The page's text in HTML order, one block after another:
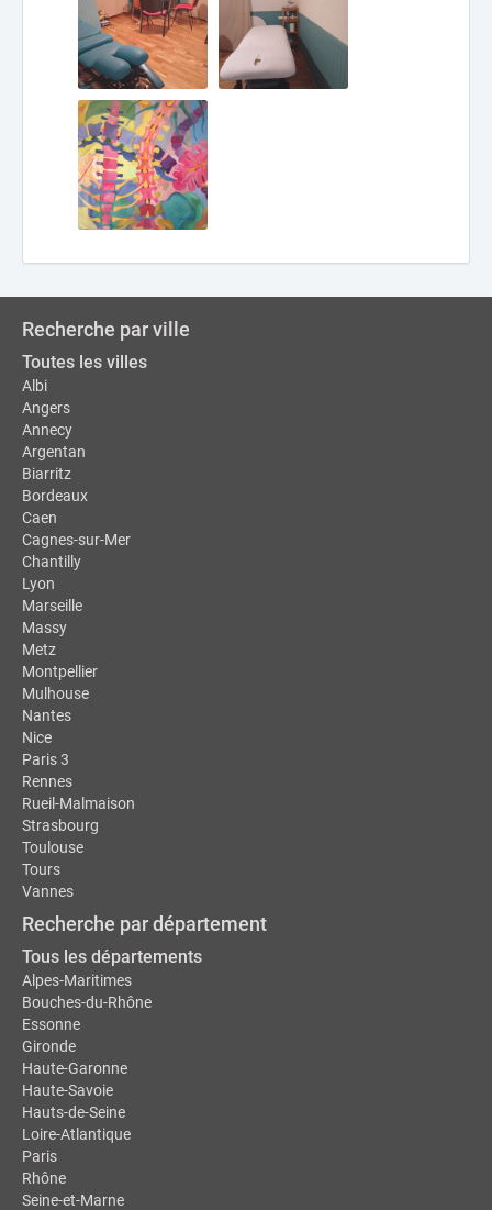
Recherche par ville
Toutes les villes
Albi
Angers
Annecy
Argentan
Biarritz
Bordeaux
Caen
Cagnes-sur-Mer
Chantilly
Lyon
Marseille
Massy
Metz
Montpellier
Mulhouse
Nantes
Nice
Paris 3
Rennes
Rueil-Malmaison
Strasbourg
Toulouse
Tours
Vannes
Recherche par département
Tous les départements
Alpes-Maritimes
Bouches-du-Rhône
Essonne
Gironde
Haute-Garonne
Haute-Savoie
Hauts-de-Seine
Loire-Atlantique
Paris
Rhône
Seine-et-Marne